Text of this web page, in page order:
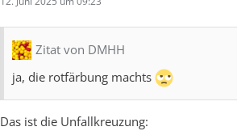
Zitat von DMHH
ja, die rotfärbung machts
Das ist die Unfallkreuzung: